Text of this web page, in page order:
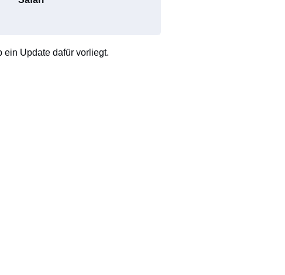
ein Update dafür vorliegt.